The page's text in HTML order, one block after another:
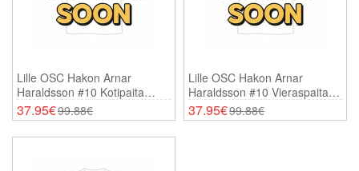
Lille OSC Hakon Arnar
Haraldsson #10 Kotipaita
2025-26 Lyhythihainen
37.95€99.88€
Lille OSC Hakon Arnar
Haraldsson #10 Vieraspaita
2025-26 Lyhythihainen
37.95€99.88€